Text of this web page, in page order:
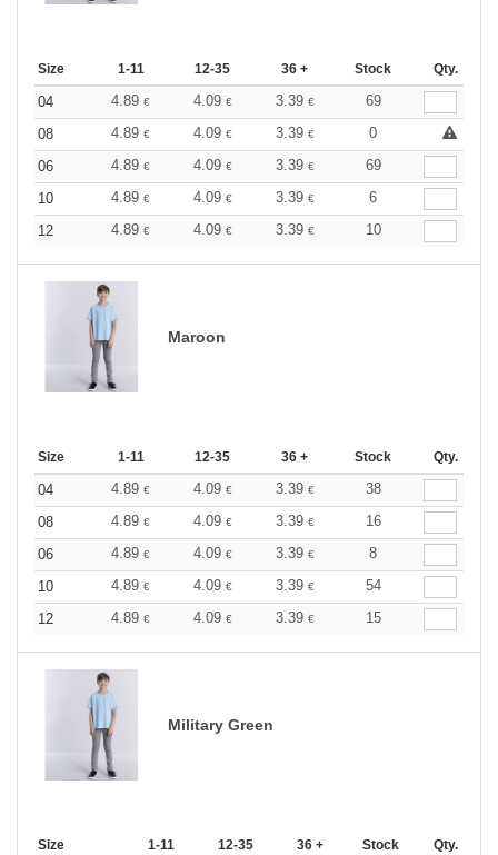
Size 1-11 12-35 36 + Stock Qty.
04 4.89 € 4.09 € 3.39 €
69
08
4.89 € 4.09 € 3.39 €
0
06
4.89 € 4.09 € 3.39 €
69
10
4.89 € 4.09 € 3.39 €
6
12
4.89 € 4.09 € 3.39 € 10
Maroon
Size 1-11 12-35 36 + Stock Qty.
04 4.89 € 4.09 € 3.39 €
38
08
4.89 € 4.09 € 3.39 €
16
06
4.89 € 4.09 € 3.39 €
8
10
4.89 € 4.09 € 3.39 €
54
12
4.89 € 4.09 € 3.39 € 15
Military Green
Size 1-11 12-35 36 + Stock Qty.